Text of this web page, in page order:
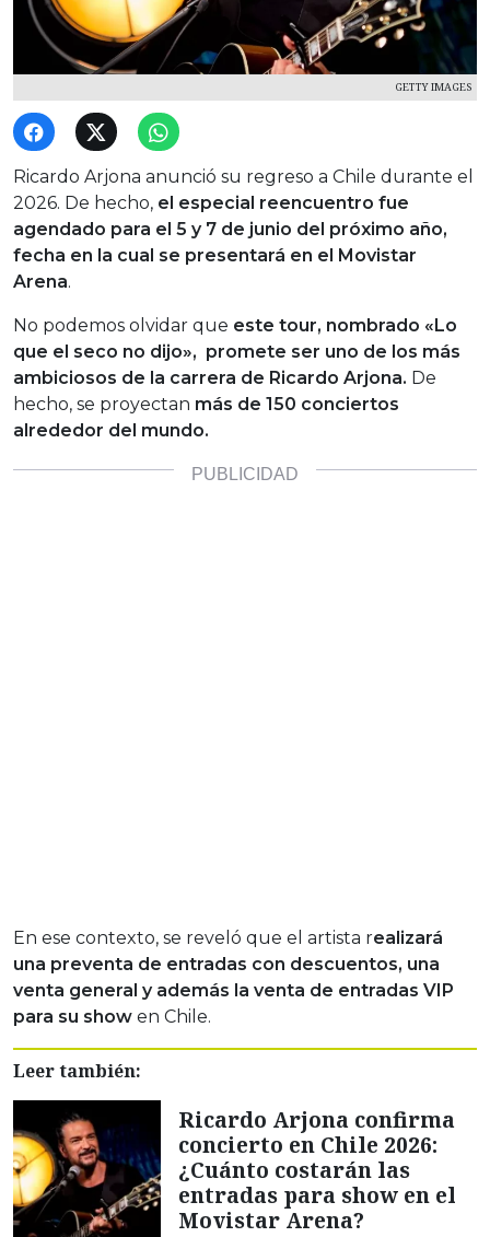
GETTY IMAGES
Ricardo Arjona anunció su regreso a Chile durante el
2026. De hecho, el especial reencuentro fue
agendado para el 5 y 7 de junio del próximo año,
fecha en la cual se presentará en el Movistar
Arena.
No podemos olvidar que este tour, nombrado «Lo
que el seco no dijo», promete ser uno de los más
ambiciosos de la carrera de Ricardo Arjona. De
hecho, se proyectan más de 150 conciertos
alrededor del mundo.
En ese contexto, se reveló que el artista realizará
una preventa de entradas con descuentos, una
venta general y además la venta de entradas VIP
para su show en Chile.
Leer también:
Ricardo Arjona confirma
concierto en Chile 2026:
¿Cuánto costarán las
entradas para show en el
Movistar Arena?